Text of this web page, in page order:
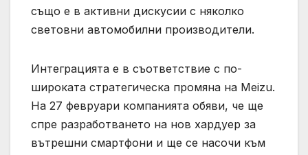
също е в активни дискусии с няколко
световни автомобилни производители.
Интеграцията е в съответствие с по-
широката стратегическа промяна на Meizu.
На 27 февруари компанията обяви, че ще
спре разработването на нов хардуер за
вътрешни смартфони и ще се насочи към